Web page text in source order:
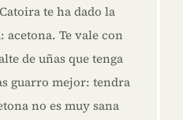
te ha dado la
Te vale con
de uñas que tenga
guarro mejor: tendra
no es muy sana